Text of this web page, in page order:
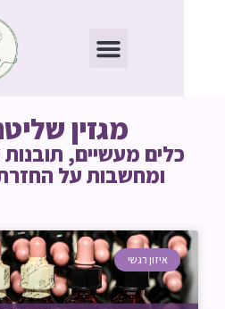
מגזין שליטה
כלים מעשיים, תובנות על
ומחשבות על החזרת
איזון רגשי